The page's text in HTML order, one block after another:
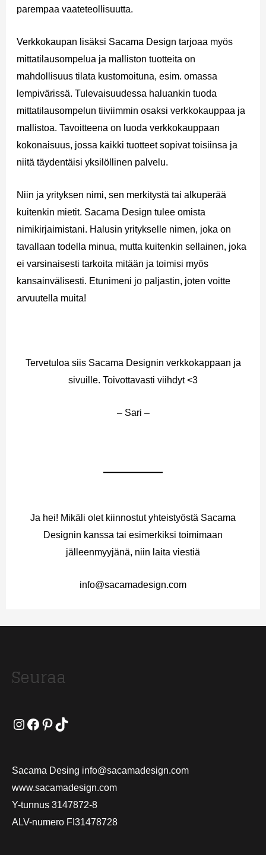
parempaa vaateteollisuutta.
Verkkokaupan lisäksi Sacama Design tarjoaa myös
mittatilausompelua ja malliston tuotteita on
mahdollisuus tilata kustomoituna, esim. omassa
lempivärissä. Tulevaisuudessa haluankin tuoda
mittatilausompelun tiiviimmin osaksi verkkokauppaa ja
mallistoa. Tavoitteena on luoda verkkokauppaan
kokonaisuus, jossa kaikki tuotteet sopivat toisiinsa ja
niitä täydentäisi yksilöllinen palvelu.
Niin ja yrityksen nimi, sen merkitystä tai alkuperää
kuitenkin mietit. Sacama Design tulee omista
nimikirjaimistani. Halusin yritykselle nimen, joka on
tavallaan todella minua, mutta kuitenkin sellainen, joka
ei varsinaisesti tarkoita mitään ja toimisi myös
kansainvälisesti. Etunimeni jo paljastin, joten voitte
arvuutella muita!
Tervetuloa siis Sacama Designin verkkokappaan ja
sivuille. Toivottavasti viihdyt <3
– Sari –
Ja hei! Mikäli olet kiinnostut yhteistyöstä Sacama
Designin kanssa tai esimerkiksi toimimaan
jälleenmyyjänä, niin laita viestiä
info@sacamadesign.com
Seuraa
Instagram
Facebook
Pinterest
TikTok
Sacama Desing info@sacamadesign.com
www.sacamadesign.com
Y-tunnus 3147872-8
ALV-numero FI31478728